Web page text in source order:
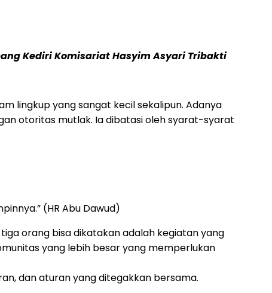
Kediri Komisariat Hasyim Asyari Tribakti
lingkup yang sangat kecil sekalipun. Adanya
otoritas mutlak. Ia dibatasi oleh syarat-syarat
(HR Abu Dawud)
orang bisa dikatakan adalah kegiatan yang
yang lebih besar yang memperlukan
dan aturan yang ditegakkan bersama.